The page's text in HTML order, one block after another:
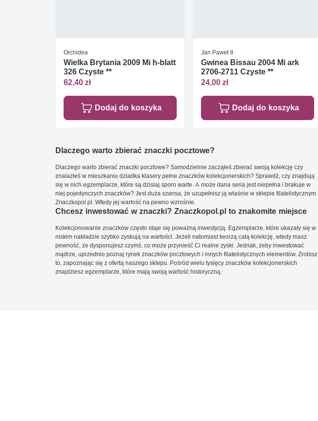
Orchidea
Wielka Brytania 2009 Mi h-blatt
326 Czyste **
62,40 zł
Dodaj do koszyka
Jan Paweł II
Gwinea Bissau 2004 Mi ark
2706-2711 Czyste **
24,00 zł
Dodaj do koszyka
Dlaczego warto zbierać znaczki pocztowe?
Dlaczego warto zbierać znaczki pocztowe? Samodzielnie zacząłeś zbierać swoją kolekcję czy
znalazłeś w mieszkaniu dziadka klasery pełne znaczków kolekcjonerskich? Sprawdź, czy znajdują
się w nich egzemplarze, które są dzisiaj sporo warte. A może dana seria jest niepełna i brakuje w
niej pojedynczych znaczków? Jest duża szansa, że uzupełnisz ją właśnie w sklepie filatelistycznym
Znaczkopol.pl. Wtedy jej wartość na pewno wzrośnie.
Chcesz inwestować w znaczki? Znaczkopol.pl to znakomite miejsce
Kolekcjonowanie znaczków często staje się poważną inwestycją. Egzemplarze, które ukazały się w
niskim nakładzie szybko zyskują na wartości. Jeżeli natomiast tworzą całą kolekcję, wtedy masz
pewność, że dysponujesz czymś, co może przynieść Ci realne zyski. Jednak, żeby inwestować
mądrze, uprzednio poznaj rynek znaczków pocztowych i innych filatelistycznych elementów. Zrobisz
to, zapoznając się z ofertą naszego sklepu. Pośród wielu tysięcy znaczków kolekcjonerskich
znajdziesz egzemplarze, które mają swoją wartość historyczną.